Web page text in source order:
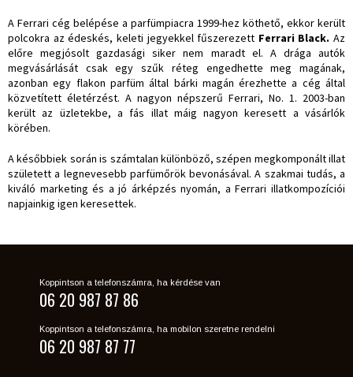
A Ferrari cég belépése a parfümpiacra 1999-hez köthető, ekkor került
polcokra az édeskés, keleti jegyekkel fűszerezett Ferrari Black. Az
előre megjósolt gazdasági siker nem maradt el. A drága autók
megvásárlását csak egy szűk réteg engedhette meg magának,
azonban egy flakon parfüm által bárki magán érezhette a cég által
közvetített életérzést. A nagyon népszerű Ferrari, No. 1. 2003-ban
került az üzletekbe, a fás illat máig nagyon keresett a vásárlók
körében.
A későbbiek során is számtalan különböző, szépen megkomponált illat
született a legnevesebb parfümőrök bevonásával. A szakmai tudás, a
kiváló marketing és a jó árképzés nyomán, a Ferrari illatkompozíciói
napjainkig igen keresettek.
Koppintson a telefonszámra, ha kérdése van
06 20 987 87 86
Koppintson a telefonszámra, ha mobilon szeretne rendelni
06 20 987 87 77